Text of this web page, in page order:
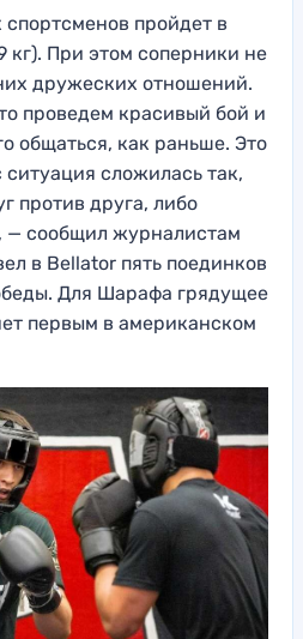
пройдет в
кг). При этом соперники не
дружеских отношений.
проведем красивый бой и
общаться, как раньше. Это
сложилась так,
против друга, либо
— сообщил журналистам
в Bellator пять поединков
Для Шарафа грядущее
первым в американском